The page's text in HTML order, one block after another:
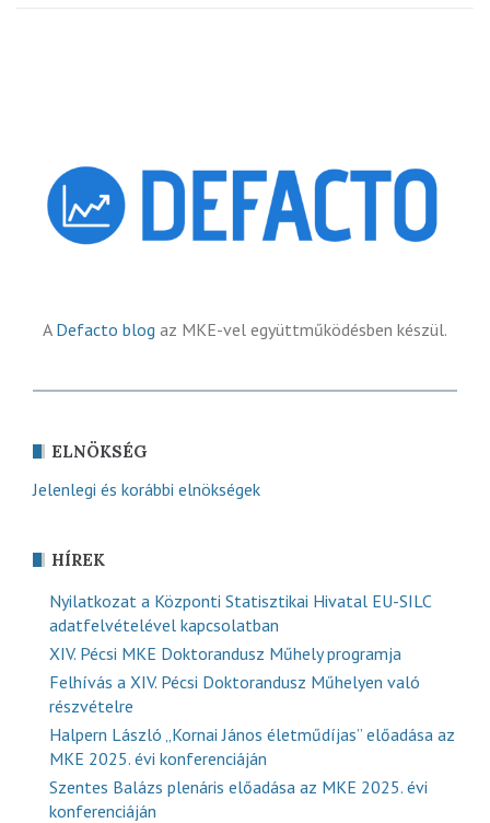
A Defacto blog az MKE-vel együttműködésben készül.
ELNÖKSÉG
Jelenlegi és korábbi elnökségek
HÍREK
Nyilatkozat a Központi Statisztikai Hivatal EU-SILC
adatfelvételével kapcsolatban
XIV. Pécsi MKE Doktorandusz Műhely programja
Felhívás a XIV. Pécsi Doktorandusz Műhelyen való
részvételre
Halpern László „Kornai János életműdíjas” előadása az
MKE 2025. évi konferenciáján
Szentes Balázs plenáris előadása az MKE 2025. évi
konferenciáján